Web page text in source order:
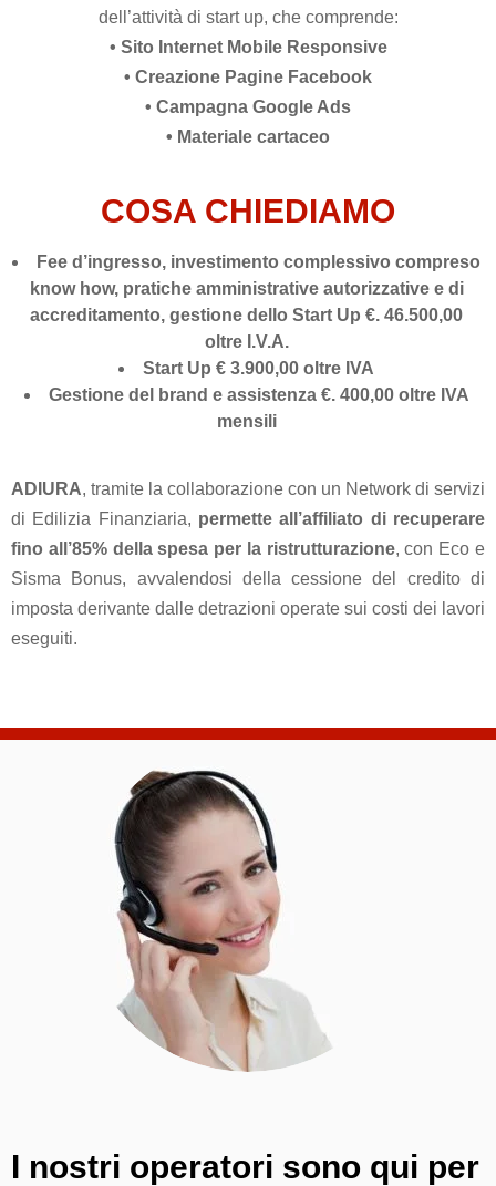
dell’attività di start up, che comprende:
• Sito Internet Mobile Responsive
• Creazione Pagine Facebook
• Campagna Google Ads
• Materiale cartaceo
COSA CHIEDIAMO
Fee d’ingresso, investimento complessivo compreso
know how, pratiche amministrative autorizzative e di
accreditamento, gestione dello Start Up €. 46.500,00
oltre I.V.A.
Start Up € 3.900,00 oltre IVA
Gestione del brand e assistenza €. 400,00 oltre IVA
mensili
ADIURA, tramite la collaborazione con un Network di servizi
di Edilizia Finanziaria, permette all’affiliato di recuperare
fino all’85% della spesa per la ristrutturazione, con Eco e
Sisma Bonus, avvalendosi della cessione del credito di
imposta derivante dalle detrazioni operate sui costi dei lavori
eseguiti.
I nostri operatori sono qui per